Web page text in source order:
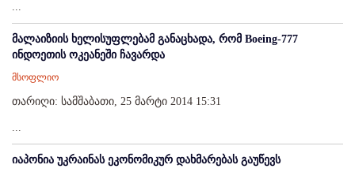
...
მალაიზიის ხელისუფლებამ განაცხადა, რომ Boeing-777
ინდოეთის ოკეანეში ჩავარდა
მსოფლიო
თარიღი: სამშაბათი, 25 მარტი 2014 15:31
...
იაპონია უკრაინას ეკონომიკურ დახმარებას გაუწევს